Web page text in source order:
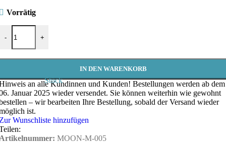
Vorrätig
-
Damen Rauchblau | Crossbody Tasche Samt
+
Stück
IN DEN WARENKORB
an alle Kundinnen und Kunden! Bestellungen werden ab dem
Januar 2025 wieder versendet. Sie können weiterhin wie gewohnt
– wir bearbeiten Ihre Bestellung, sobald der Versand wieder
ist.
Wunschliste hinzufügen
MOON-M-005